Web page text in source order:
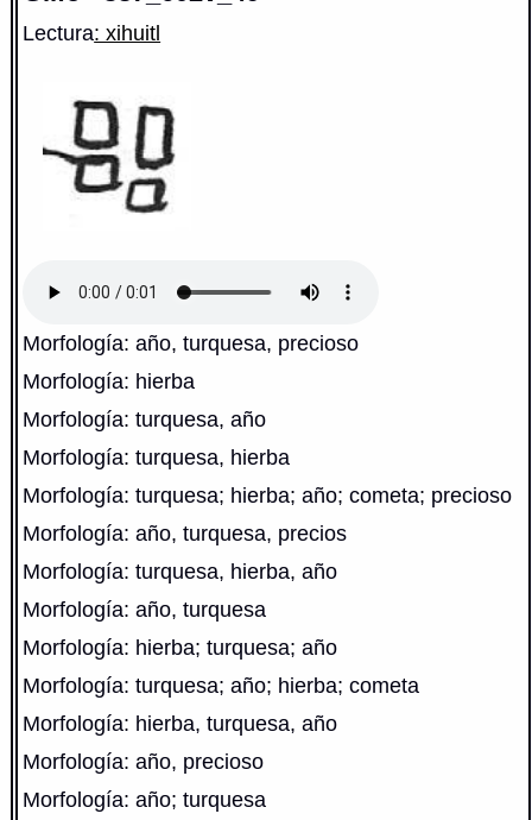
Lectura: xihuitl
Morfología: año, turquesa, precioso
Morfología: hierba
Morfología: turquesa, año
Morfología: turquesa, hierba
Morfología: turquesa; hierba; año; cometa; precioso
Morfología: año, turquesa, precios
Morfología: turquesa, hierba, año
Morfología: año, turquesa
Morfología: hierba; turquesa; año
Morfología: turquesa; año; hierba; cometa
Morfología: hierba, turquesa, año
Morfología: año, precioso
Morfología: año; turquesa